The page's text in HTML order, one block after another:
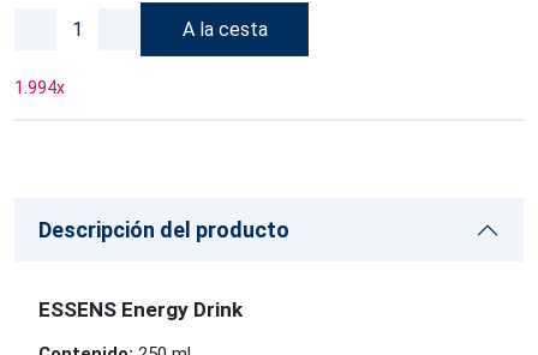
A la cesta
1.994x
Descripción del producto
ESSENS Energy Drink